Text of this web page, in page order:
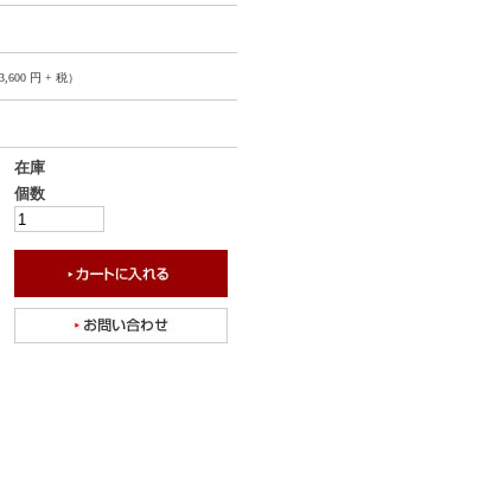
円 + 税）
在庫
個数